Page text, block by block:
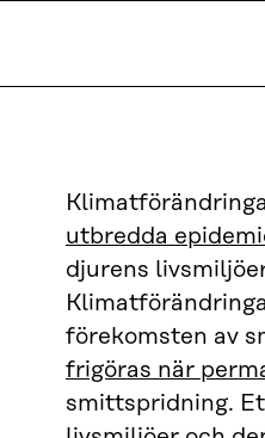
utbredda
djurens
förekomsten av
frigöras när
smittspridning.